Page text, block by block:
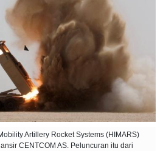
Artillery Rocket Systems (HIMARS)
CENTCOM AS. Peluncuran itu dari